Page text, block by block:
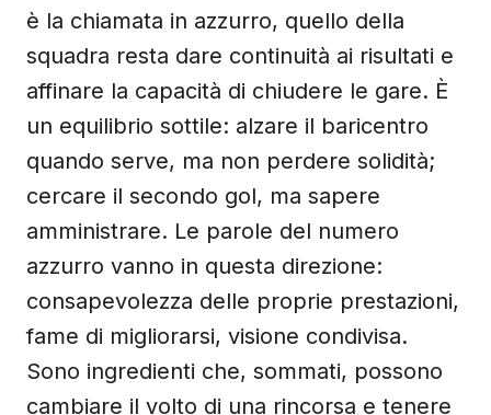
è la chiamata in azzurro, quello della
squadra resta dare continuità ai risultati e
affinare la capacità di chiudere le gare. È
un equilibrio sottile: alzare il baricentro
quando serve, ma non perdere solidità;
cercare il secondo gol, ma sapere
amministrare. Le parole del numero
azzurro vanno in questa direzione:
consapevolezza delle proprie prestazioni,
fame di migliorarsi, visione condivisa.
Sono ingredienti che, sommati, possono
cambiare il volto di una rincorsa e tenere